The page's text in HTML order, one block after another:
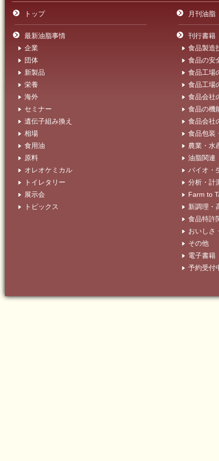
トップ
最新油脂事情
企業
団体
新製品
栄養
海外
セミナー
遺伝子組み換え
相場
食用油
原料
オレオケミカル
トイレタリー
展示会
トピックス
月刊油脂
刊行書籍
食品製造
食品の安
食品工場
食品工場
食品会社
食品の機
食品会社
食品包装
農業・水
油脂関連
バイオ・
分析・計
Farm to
新調理・
食品特許
おいしさ
その他
電子書籍
予約受付